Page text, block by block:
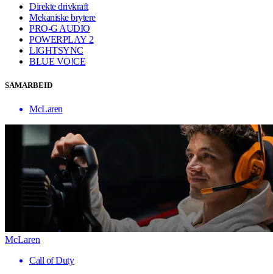
Direkte drivkraft
Mekaniske brytere
PRO-G AUDIO
POWERPLAY 2
LIGHTSYNC
BLUE VO!CE
SAMARBEID
McLaren
McLaren
Call of Duty